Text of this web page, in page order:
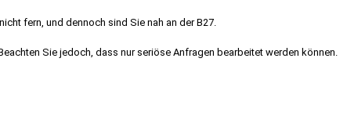
fern, und dennoch sind Sie nah an der B27.
Sie jedoch, dass nur seriöse Anfragen bearbeitet werden können.